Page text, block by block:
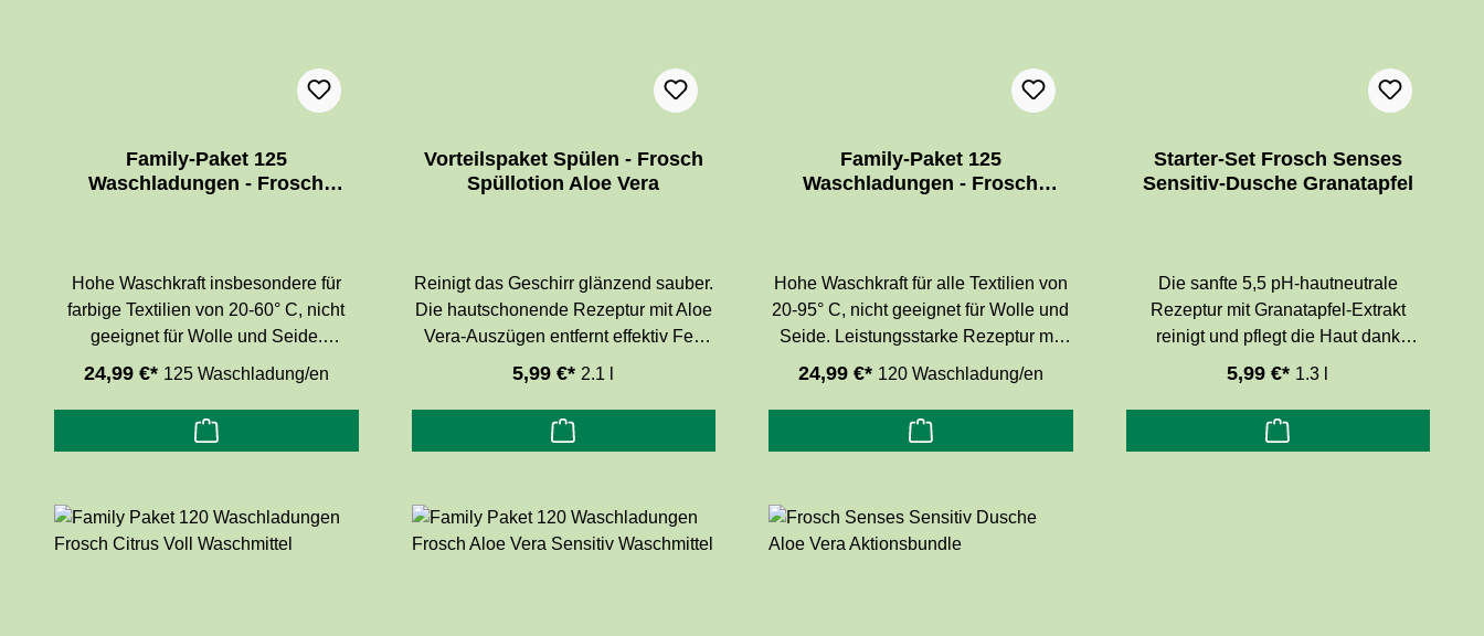
Family-Paket 125
Waschladungen - Frosch
Hohe Waschkraft insbesondere für
farbige Textilien von 20-60° C, nicht
geeignet für Wolle und Seide.
Farbschützende Rezeptur mit
Granatapfelauszügen für hohe
Waschleistung und langanhaltende,
intensive Farben. Ohne Zusatz von
24,99 €* 125 Waschladung/en
Vorteilspaket Spülen - Frosch
Spüllotion Aloe Vera
Reinigt das Geschirr glänzend sauber.
Die hautschonende Rezeptur mit Aloe
Vera-Auszügen entfernt effektiv Fett
und Schmutz. Das Spülmittel ist pH-
hautneutral, seine sehr gute
Hautverträglichkeit wurde
dermatologisch bestätigt.
5,99 €*2.1 l
Family-Paket 125
Waschladungen - Frosch
Hohe Waschkraft für alle Textilien von
20-95° C, nicht geeignet für Wolle und
Seide. Leistungsstarke Rezeptur mit
Apfelauszügen für strahlend saubere
Wäsche. Ohne Zusatz von
Konservierungsmitteln,
dermatologisch getestet, hypoallergen.
24,99 €* 120 Waschladung/en
Starter-Set Frosch Senses
Sensitiv-Dusche Granatapfel
Die sanfte 5,5 pH-hautneutrale
Rezeptur mit Granatapfel-Extrakt
reinigt und pflegt die Haut dank
ausgewählter Inhaltsstoffe naturnaher
Kosmetik. Die Pflegeformel ist frei von
Farbstoffen, SLES, EDTA, Parabenen,
tierischen Inhaltsstoffen und
5,99 €* 1.3 l